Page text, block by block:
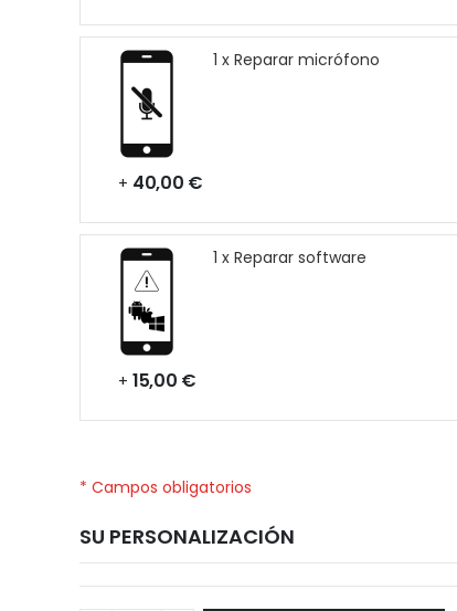
1 x Reparar micrófono
+ 40,00 €
1 x Reparar software
+ 15,00 €
* Campos obligatorios
SU PERSONALIZACIÓN